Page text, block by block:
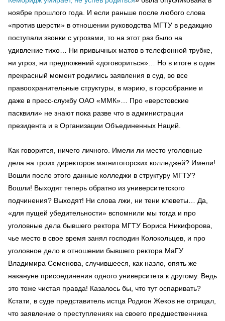
ноябре прошлого года. И если раньше после любого слова
«против шерсти» в отношении руководства МГТУ в редакцию
поступали звонки с угрозами, то на этот раз было на
удивление тихо… Ни привычных матов в телефонной трубке,
ни угроз, ни предложений «договориться»… Но в итоге в один
прекрасный момент родились заявления в суд, во все
правоохранительные структуры, в мэрию, в горсобрание и
даже в пресс-службу ОАО «ММК»… Про «верстовские
пасквили» не знают пока разве что в администрации
президента и в Организации Объединенных Наций.
Как говорится, ничего личного. Имели ли место уголовные
дела на троих директоров магнитогорских колледжей? Имели!
Вошли после этого данные колледжи в структуру МГТУ?
Вошли! Выходят теперь обратно из университетского
подчинения? Выходят! Ни слова лжи, ни тени клеветы… Да,
«для пущей убедительности» вспомнили мы тогда и про
уголовные дела бывшего ректора МГТУ Бориса Никифорова,
чье место в свое время занял господин Колокольцев, и про
уголовное дело в отношении бывшего ректора МаГУ
Владимира Семенова, случившееся, как назло, опять же
накануне присоединения одного университета к другому. Ведь
это тоже чистая правда! Казалось бы, что тут оспаривать?
Кстати, в суде представитель истца Родион Жеков не отрицал,
что заявление о преступлениях на своего предшественника